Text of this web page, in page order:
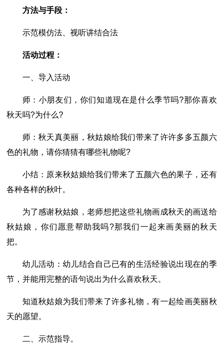
方法与手段：
示范模仿法、视听讲结合法
活动过程：
一、导入活动
师：小朋友们，你们知道现在是什么季节吗?那你喜欢
秋天吗?为什么?
师：秋天真美丽，秋姑娘给我们带来了许许多多五颜六
色的礼物，请你猜猜有哪些礼物呢?
小结：原来秋姑娘给我们带来了五颜六色的果子，还有
各种各样的秋叶。
为了感谢秋姑娘，老师想把这些礼物画成秋天的画送给
秋姑娘，你们愿意帮助我吗?那我们一起来画美丽的秋天
把。
幼儿活动：幼儿结合自己已有的生活经验说出现在的季
节，并能用完整的语句说出为什么喜欢秋天。
知道秋姑娘为我们带来了许多礼物，有一起绘画美丽秋
天的愿望。
二、示范指导。